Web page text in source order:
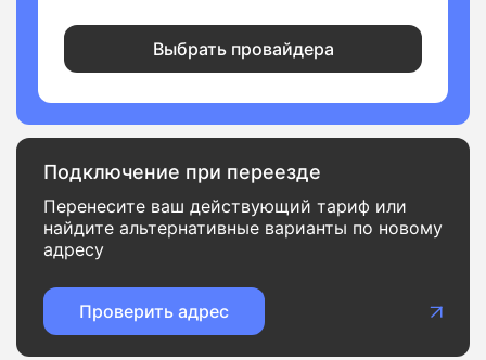
Выбрать провайдера
Подключение при переезде
Перенесите ваш действующий тариф или
найдите альтернативные варианты по новому
адресу
Проверить адрес